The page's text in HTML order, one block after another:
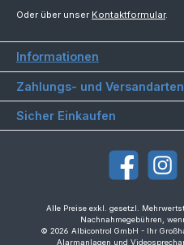
Oder über unser Kontaktformular.
Informationen
Zahlungs- und Versandarten
Sicher Einkaufen
Facebook
Alle Preise exkl. gesetzl.
Nachnahmegebühren,
© 2026 Albicontrol GmbH - Ihr
Alarmanlagen und